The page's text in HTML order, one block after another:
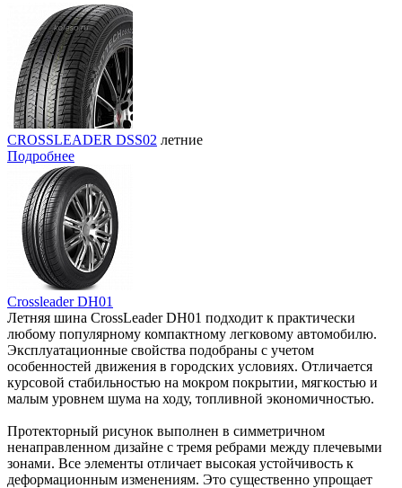
CROSSLEADER DSS02 летние
Подробнее
Crossleader DH01
Летняя шина CrossLeader DH01 подходит к практически
любому популярному компактному легковому автомобилю.
Эксплуатационные свойства подобраны с учетом
особенностей движения в городских условиях. Отличается
курсовой стабильностью на мокром покрытии, мягкостью и
малым уровнем шума на ходу, топливной экономичностью.
Протекторный рисунок выполнен в симметричном
ненаправленном дизайне с тремя ребрами между плечевыми
зонами. Все элементы отличает высокая устойчивость к
деформационным изменениям. Это существенно упрощает